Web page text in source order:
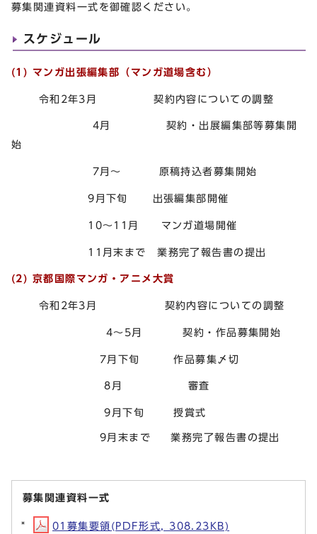
募集関連資料一式を御確認ください。
スケジュール
(1) マンガ出張編集部（マンガ道場含む）
令和2年3月 契約内容についての調整
4月 契約・出展編集部等募集開
始
7月～ 原稿持込者募集開始
9月下旬 出張編集部開催
10～11月 マンガ道場開催
11月末まで 業務完了報告書の提出
(2) 京都国際マンガ・アニメ大賞
令和2年3月 契約内容についての調整
4～5月 契約・作品募集開始
7月下旬 作品募集〆切
8月 審査
9月下旬 授賞式
9月末まで 業務完了報告書の提出
募集関連資料一式
01募集要領(PDF形式, 308.23KB)